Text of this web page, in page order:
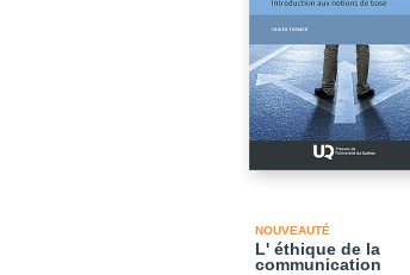
NOUVEAUTÉ
L' éthique de la
communication